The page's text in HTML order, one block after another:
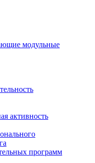
модульные
активность
программ